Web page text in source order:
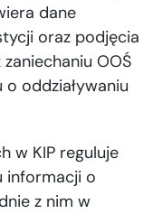
dane
oraz podjęcia
OOŚ
oddziaływaniu
w KIP reguluje
informacji o
z nim w